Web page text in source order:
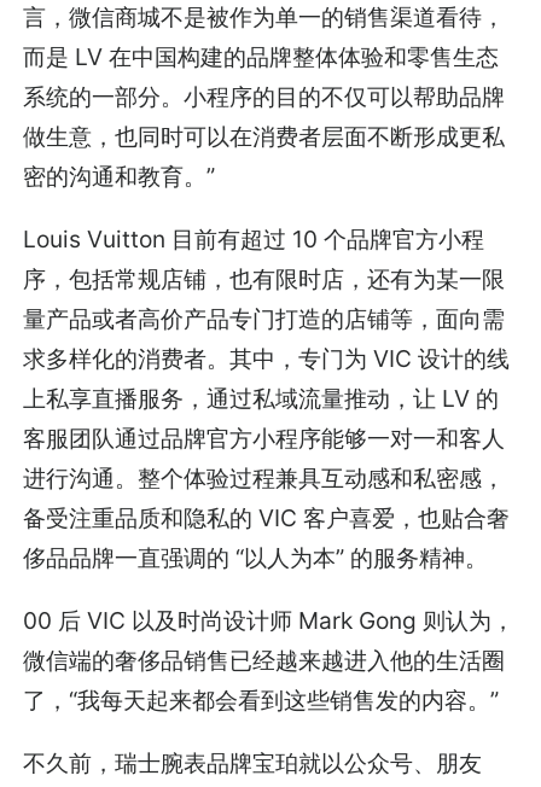
言，微信商城不是被作为单一的销售渠道看待，
而是 LV 在中国构建的品牌整体体验和零售生态
系统的一部分。小程序的目的不仅可以帮助品牌
做生意，也同时可以在消费者层面不断形成更私
密的沟通和教育。”
Louis Vuitton 目前有超过 10 个品牌官方小程
序，包括常规店铺，也有限时店，还有为某一限
量产品或者高价产品专门打造的店铺等，面向需
求多样化的消费者。其中，专门为 VIC 设计的线
上私享直播服务，通过私域流量推动，让 LV 的
客服团队通过品牌官方小程序能够一对一和客人
进行沟通。整个体验过程兼具互动感和私密感，
备受注重品质和隐私的 VIC 客户喜爱，也贴合奢
侈品品牌一直强调的 “以人为本” 的服务精神。
00 后 VIC 以及时尚设计师 Mark Gong 则认为，
微信端的奢侈品销售已经越来越进入他的生活圈
了，“我每天起来都会看到这些销售发的内容。”
不久前，瑞士腕表品牌宝珀就以公众号、朋友